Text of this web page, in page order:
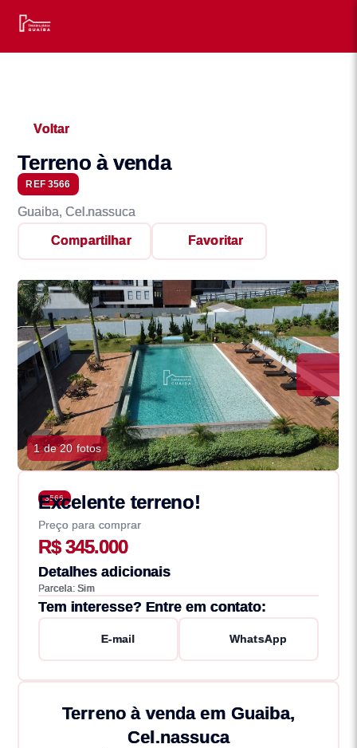
Voltar
Terreno à venda
REF 3566
Guaiba, Cel.nassuca
Compartilhar Favoritar
1 de 20 fotos
3566
Excelente terreno!
Preço para comprar
R$ 345.000
Detalhes adicionais
Parcela: Sim
Tem interesse? Entre em contato:
E-mail WhatsApp
Terreno à venda em Guaiba,
Cel.nassuca